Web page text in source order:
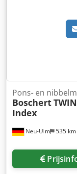
Neu-Ulm 535 km
Pons- en
Boschert
Index